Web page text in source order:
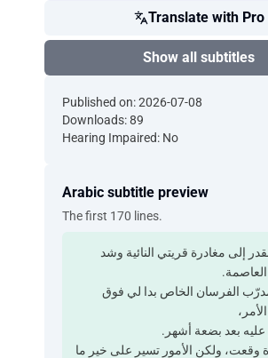
Translate with Pro
Show all subtitles
Published on: 2026-07-08
Downloads: 89
Hearing Impaired: No
Arabic subtitle preview
The first 170 lines.
إلى مغادرة قريتي النائية ‫وشد
الفرسان الخاص ‫بدا لي فوق
عليه بعد بضعة أشهر.
وقعت، ‫ولكن الأمور تسير على خير ما